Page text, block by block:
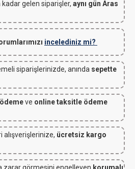
kadar gelen siparişler, aynı gün Aras
incelediniz mi?
siparişlerinizde, anında sepette
ve online taksitle ödeme
alışverişlerinize, ücretsiz kargo